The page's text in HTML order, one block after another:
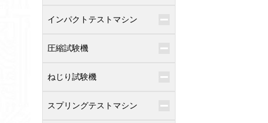
インパクトテストマシン
圧縮試験機
ねじり試験機
スプリングテストマシン